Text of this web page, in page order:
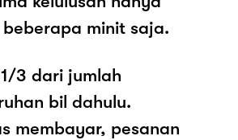
minit saja.
3 dari jumlah
bil dahulu.
membayar, pesanan